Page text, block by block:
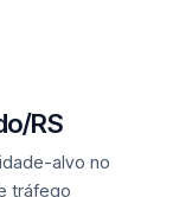
RS
alvo no
tráfego